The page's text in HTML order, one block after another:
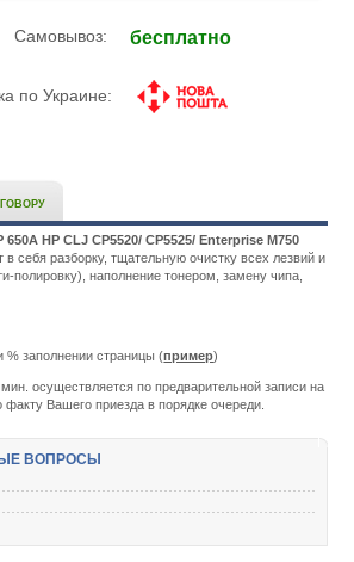
бесплатно
по Украине:
HP CLJ CP5520/ CP5525/ Enterprise M750
в себя разборку, тщательную очистку всех лезвий и
полировку), наполнение тонером, замену чипа,
% заполнении страницы (пример)
zapravka-
cp5520-
осуществляется по предварительной записи на
факту Вашего приезда в порядке очереди.
ВОПРОСЫ